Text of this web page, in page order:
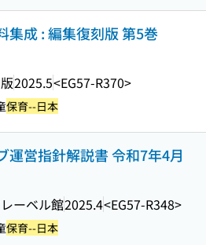
集成 : 編集復刻版 第5巻
2025.5<EG57-R370>
保育--日本
運営指針解説書 令和7年4月
ーベル館2025.4<EG57-R348>
保育--日本